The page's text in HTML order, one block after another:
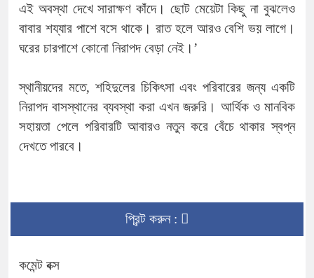
এই অবস্থা দেখে সারাক্ষণ কাঁদে। ছোট মেয়েটা কিছু না বুঝলেও
বাবার শয্যার পাশে বসে থাকে। রাত হলে আরও বেশি ভয় লাগে।
ঘরের চারপাশে কোনো নিরাপদ বেড়া নেই।’
স্থানীয়দের মতে, শহিদুলের চিকিৎসা এবং পরিবারের জন্য একটি
নিরাপদ বাসস্থানের ব্যবস্থা করা এখন জরুরি। আর্থিক ও মানবিক
সহায়তা পেলে পরিবারটি আবারও নতুন করে বেঁচে থাকার স্বপ্ন
দেখতে পারবে।
প্রিন্ট করুন :
কমেন্ট বক্স